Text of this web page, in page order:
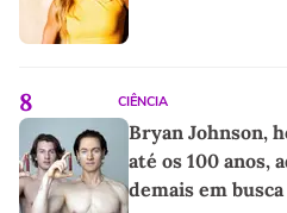
8 CIÊNCIA
Bryan Johnson,
até os 100 anos,
demais em